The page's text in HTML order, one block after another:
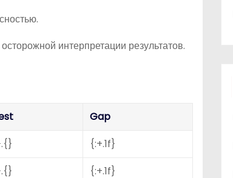
интерпретации результатов.
Gap
{:+.1f}
{:+.1f}